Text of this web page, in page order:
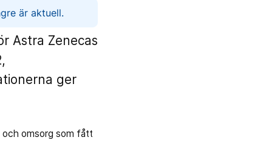
är aktuell.
Astra Zenecas
ger
och omsorg som fått